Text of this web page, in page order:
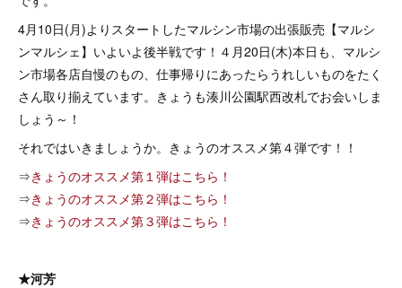
4月10日(月)よりスタートしたマルシン市場の出張販売【マルシ
ンマルシェ】いよいよ後半戦です！４月20日(木)本日も、マルシ
ン市場各店自慢のもの、仕事帰りにあったらうれしいものをたく
さん取り揃えています。きょうも湊川公園駅西改札でお会いしま
しょう～！
それではいきましょうか。きょうのオススメ第４弾です！！
⇒きょうのオススメ第１弾はこちら！
⇒きょうのオススメ第２弾はこちら！
⇒きょうのオススメ第３弾はこちら！
★河芳